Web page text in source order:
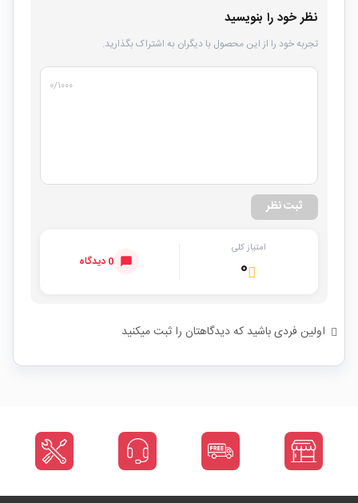
نظر خود را بنویسید
تجربه خود را از این محصول با دیگران به اشتراک بگذارید.
۰/۱۰۰۰
ثبت نظر
امتیاز کلی
۰ 0 دیدگاه
اولین فردی باشید که دیدگاهتان را ثبت میکنید